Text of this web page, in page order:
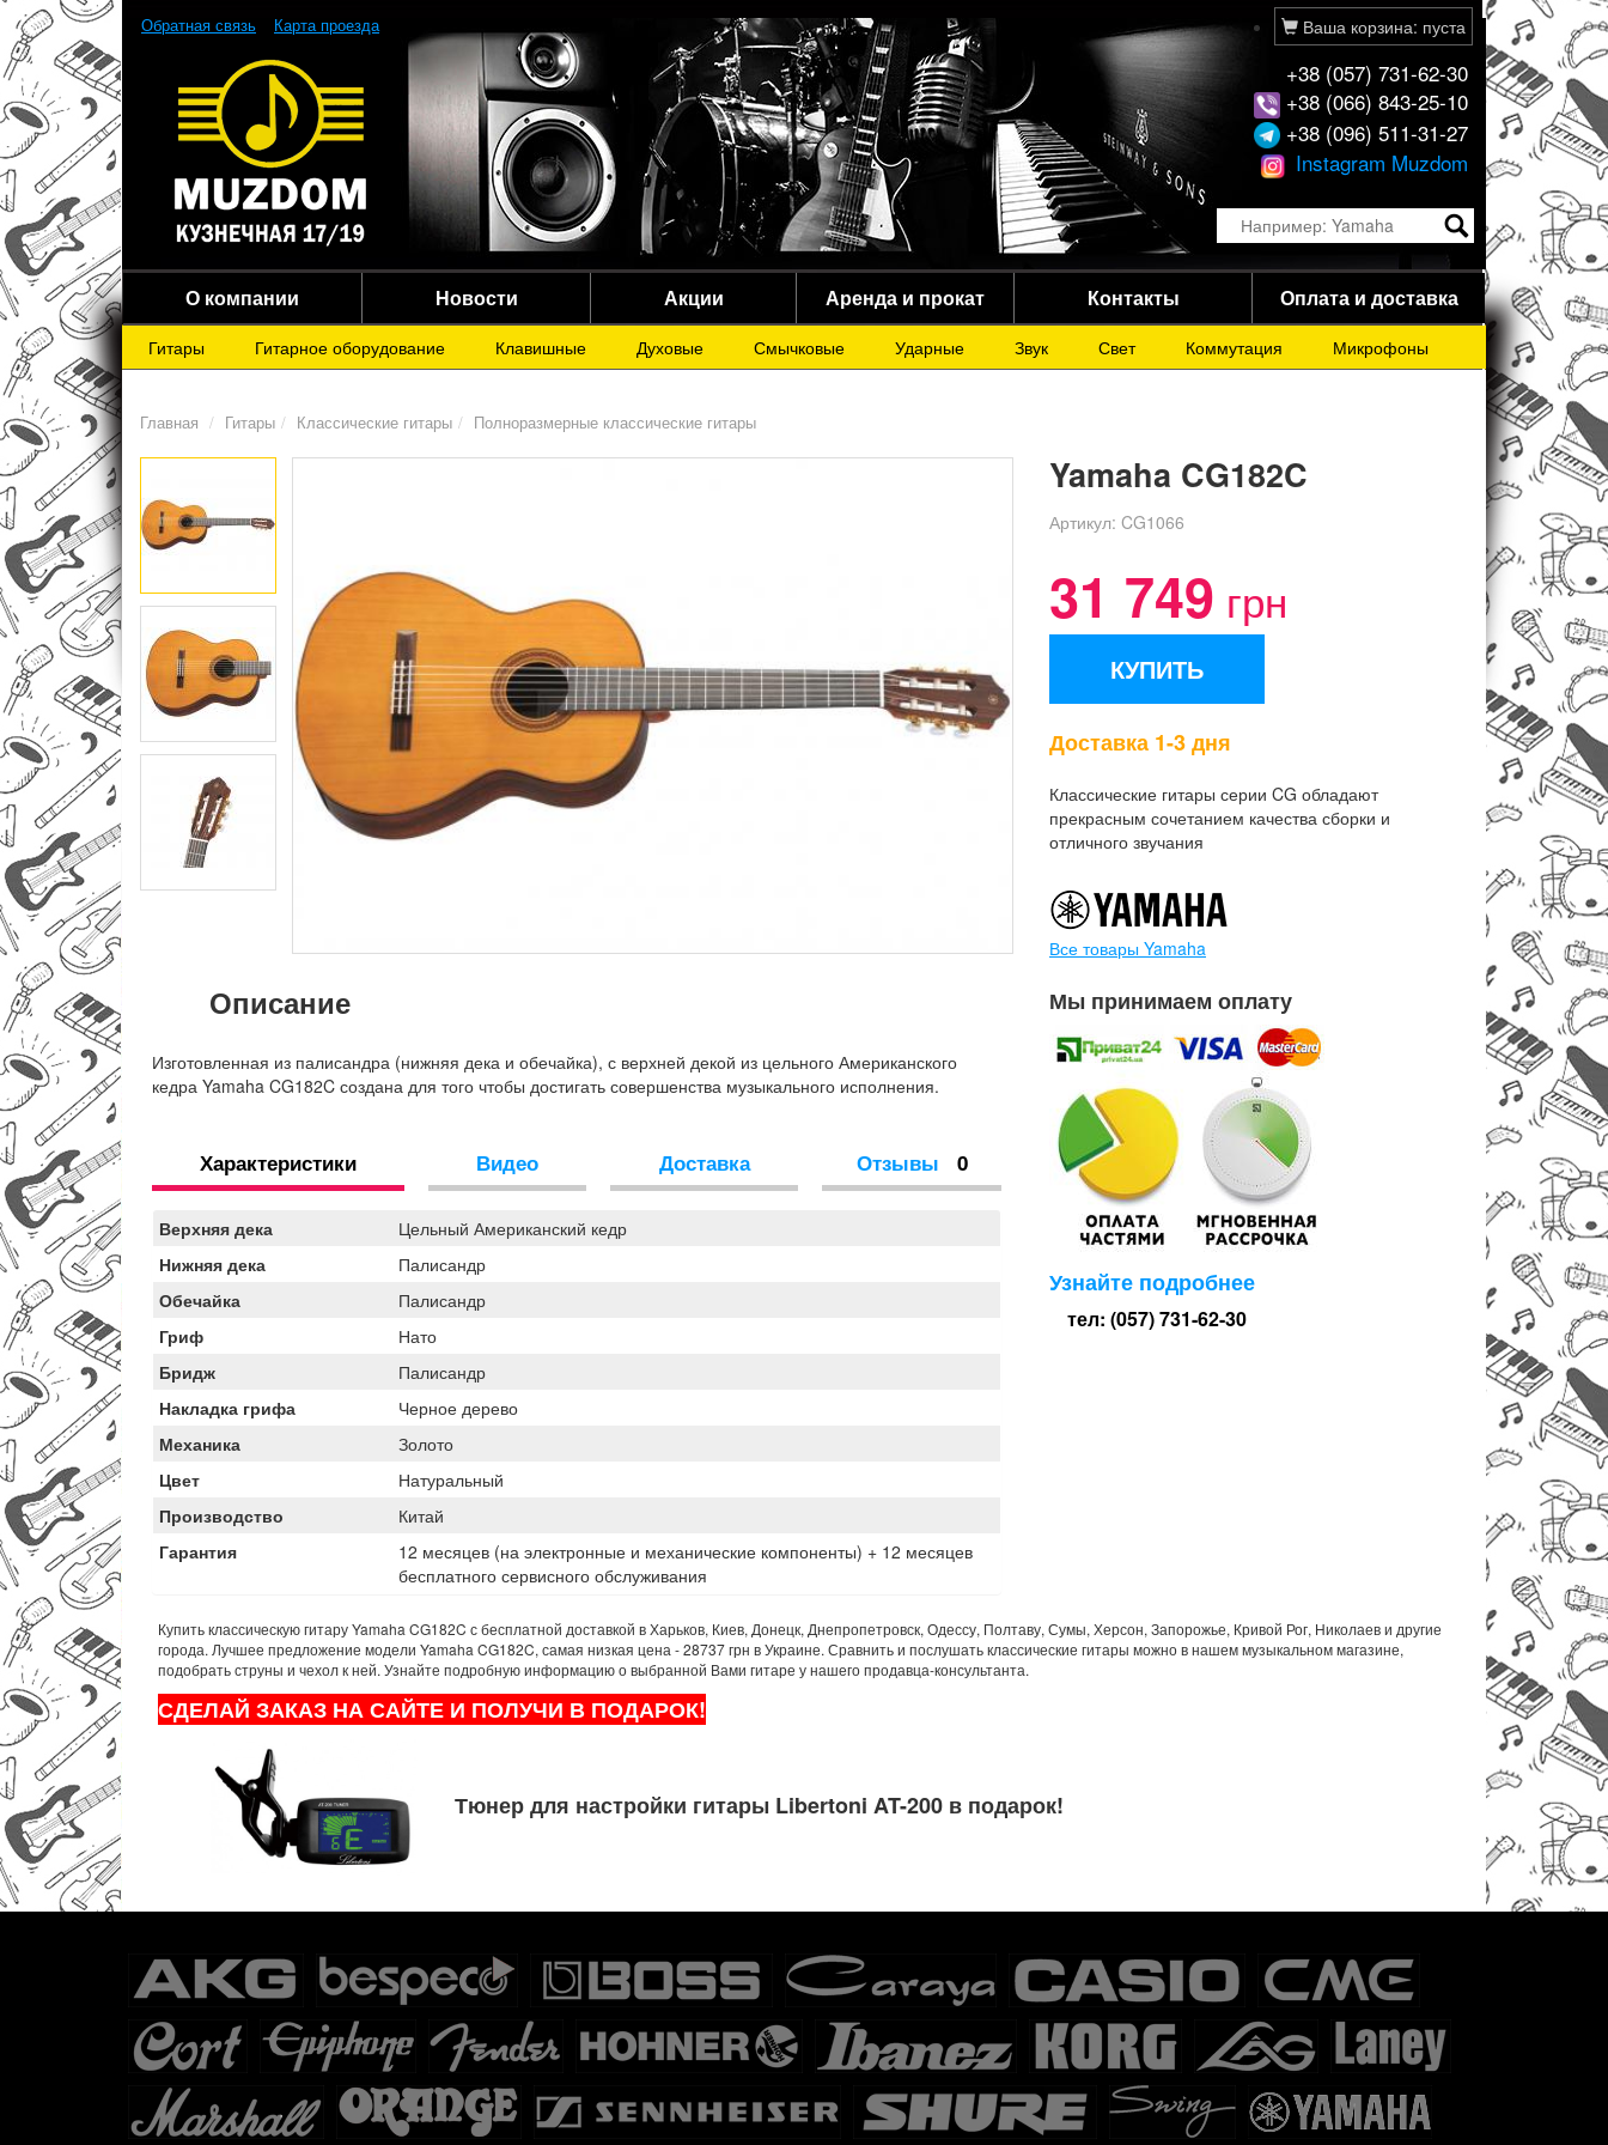
Обратная связь Карта проезда Ваша корзина: пуста
+38 (057) 731-62-30
+38 (066) 843-25-10
+38 (096) 511-31-27
Instagram Muzdom
О компании Новости Акции Аренда и прокат Контакты Оплата и доставка
Гитары Гитарное оборудование Клавишные Духовые Смычковые Ударные Звук Свет Коммутация Микрофоны
Главная Гитары Классические гитары Полноразмерные классические гитары
Описание
Изготовленная из палисандра (нижняя дека и обечайка), с верхней декой из цельного Американского
кедра Yamaha CG182C создана для того чтобы достигать совершенства музыкального исполнения.
Характеристики Видео Доставка Отзывы 0
Верхняя дека
Цельный Американский кедр
Нижняя дека
Палисандр
Обечайка
Палисандр
Гриф
Нато
Бридж
Палисандр
Накладка грифа
Черное дерево
Механика
Золото
Цвет
Натуральный
Производство
Китай
Гарантия
12 месяцев (на электронные и механические компоненты) + 12 месяцев
бесплатного сервисного обслуживания
Yamaha CG182C
Артикул: CG1066
31 749 грн
КУПИТЬ
Доставка 1-3 дня
Классические гитары серии CG обладают
прекрасным сочетанием качества сборки и
отличного звучания
Все товары Yamaha
Мы принимаем оплату
Узнайте подробнее
тел: (057) 731-62-30
Купить классическую гитару Yamaha CG182C с бесплатной доставкой в Харьков, Киев, Донецк, Днепропетровск, Одессу, Полтаву, Сумы, Херсон, Запорожье, Кривой Рог, Николаев и другие
города. Лучшее предложение модели Yamaha CG182C, самая низкая цена - 28737 грн в Украине. Сравнить и послушать классические гитары можно в нашем музыкальном магазине,
подобрать струны и чехол к ней. Узнайте подробную информацию о выбранной Вами гитаре у нашего продавца-консультанта.
СДЕЛАЙ ЗАКАЗ НА САЙТЕ И ПОЛУЧИ В ПОДАРОК!
Тюнер для настройки гитары Libertoni AT-200 в подарок!